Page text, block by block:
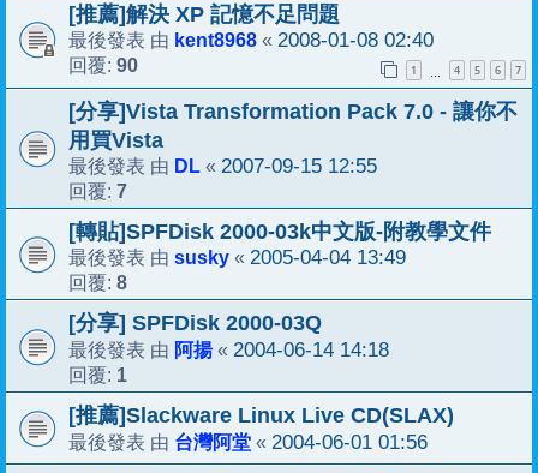
[推薦]解決 XP 記憶不足問題
最後發表 由 kent8968 « 2008-01-08 02:40
回覆: 90 1 4 5 6 7
[分享]Vista Transformation Pack 7.0 - 讓你不
用買Vista
最後發表 由 DL « 2007-09-15 12:55
回覆: 7
[轉貼]SPFDisk 2000-03k中文版-附教學文件
最後發表 由 susky « 2005-04-04 13:49
回覆: 8
[分享] SPFDisk 2000-03Q
最後發表 由 阿揚« 2004-06-14 14:18
回覆: 1
[推薦]Slackware Linux Live CD(SLAX)
最後發表 由 台灣阿堂 « 2004-06-01 01:56